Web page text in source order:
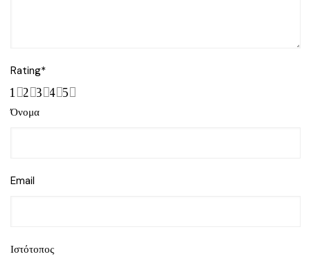
Rating*
5
4
3
2
1
Όνομα
Email
Ιστότοπος